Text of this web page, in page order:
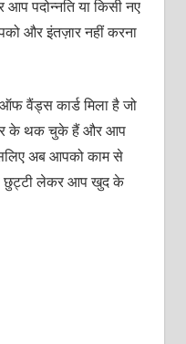
पदोन्‍नति या किसी नए
और इंतज़ार नहीं करना
वैंड्स कार्ड मिला है जो
के थक चुके हैं और आप
अब आपको काम से
छुट्टी लेकर आप खुद के